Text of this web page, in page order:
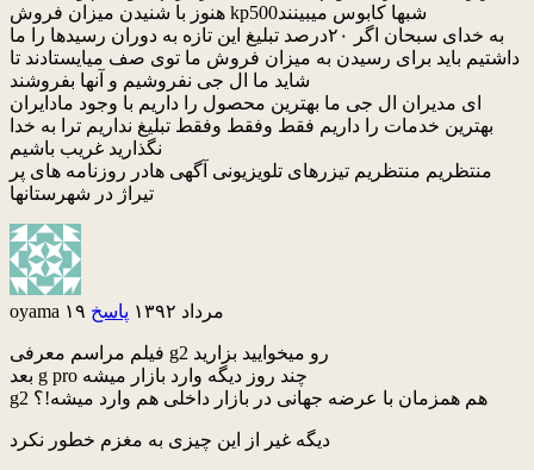
هنوز با شنیدن میزان فروش kp500شبها کابوس میبینند
به خدای سبحان اگر ۲۰درصد تبلیغ این تازه به دوران رسیدها را ما
داشتیم باید برای رسیدن به میزان فروش ما توی صف میایستادند تا
شاید ما ال جی نفروشیم و آنها بفروشند
ای مدیران ال جی ما بهترین محصول را داریم با وجود مادایران
بهترین خدمات را داریم فقط وفقط وفقط تبلیغ نداریم ترا به خدا
نگذارید غریب باشیم
منتظریم منتظریم تیزرهای تلویزیونی آگهی هادر روزنامه های پر
تیراژ در شهرستانها
oyama ۱۹ مرداد ۱۳۹۲ پاسخ
فیلم مراسم معرفی g2 رو میخوایید بزارید
بعد g pro چند روز دیگه وارد بازار میشه
g2 هم همزمان با عرضه جهانی در بازار داخلی هم وارد میشه!؟
دیگه غیر از این چیزی به مغزم خطور نکرد